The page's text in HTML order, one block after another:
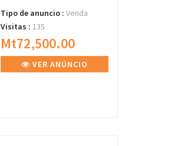
Tipo de anuncio : Venda
Visitas : 135
Mt72,500.00
VER ANÚNCIO